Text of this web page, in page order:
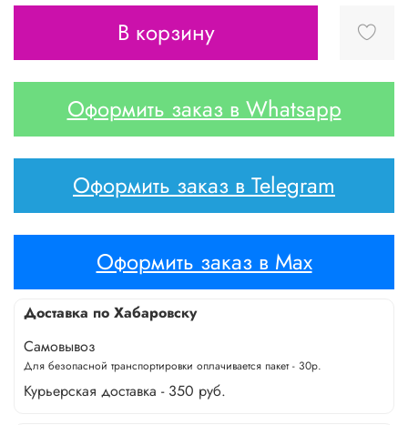
В корзину
Оформить заказ в Whatsapp
Оформить заказ в Telegram
Оформить заказ в Max
Доставка по Хабаровску
Самовывоз
Для безопасной транспортировки оплачивается пакет - 30р.
Курьерская доставка - 350 руб.